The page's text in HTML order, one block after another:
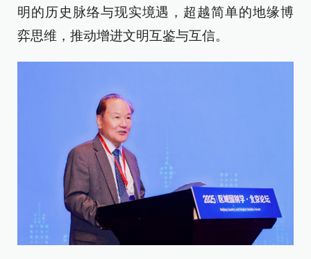
明的历史脉络与现实境遇，超越简单的地缘博
弈思维，推动增进文明互鉴与互信。